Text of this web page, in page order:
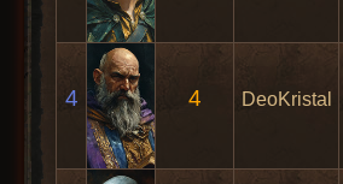
4 4 DeoKristal